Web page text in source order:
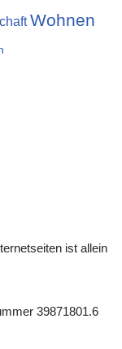
Wohnen
ist allein
39871801.6